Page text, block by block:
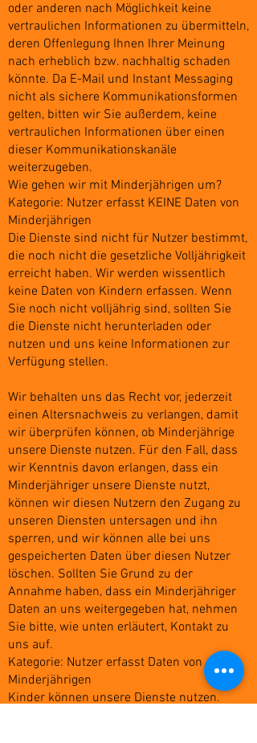
oder anderen nach Möglichkeit keine
vertraulichen Informationen zu übermitteln,
deren Offenlegung Ihnen Ihrer Meinung
nach erheblich bzw. nachhaltig schaden
könnte. Da E-Mail und Instant Messaging
nicht als sichere Kommunikationsformen
gelten, bitten wir Sie außerdem, keine
vertraulichen Informationen über einen
dieser Kommunikationskanäle
weiterzugeben.
Wie gehen wir mit Minderjährigen um?
Kategorie: Nutzer erfasst KEINE Daten von
Minderjährigen
Die Dienste sind nicht für Nutzer bestimmt,
die noch nicht die gesetzliche Volljährigkeit
erreicht haben. Wir werden wissentlich
keine Daten von Kindern erfassen. Wenn
Sie noch nicht volljährig sind, sollten Sie
die Dienste nicht herunterladen oder
nutzen und uns keine Informationen zur
Verfügung stellen.
Wir behalten uns das Recht vor, jederzeit
einen Altersnachweis zu verlangen, damit
wir überprüfen können, ob Minderjährige
unsere Dienste nutzen. Für den Fall, dass
wir Kenntnis davon erlangen, dass ein
Minderjähriger unsere Dienste nutzt,
können wir diesen Nutzern den Zugang zu
unseren Diensten untersagen und ihn
sperren, und wir können alle bei uns
gespeicherten Daten über diesen Nutzer
löschen. Sollten Sie Grund zu der
Annahme haben, dass ein Minderjähriger
Daten an uns weitergegeben hat, nehmen
Sie bitte, wie unten erläutert, Kontakt zu
uns auf.
Kategorie: Nutzer erfasst Daten von
Minderjährigen
Kinder können unsere Dienste nutzen.